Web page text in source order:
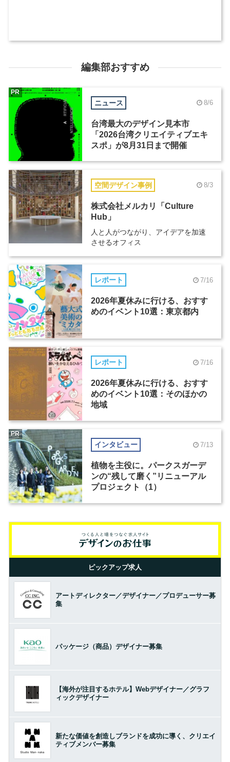
編集部おすすめ
ニュース 8/6
台湾最大のデザイン見本市
「2026台湾クリエイティブエキ
スポ」が8月31日まで開催
PR
空間デザイン事例 8/3
株式会社メルカリ「Culture
Hub」
人と人がつながり、アイデアを加速
させるオフィス
レポート 7/16
2026年夏休みに行ける、おすす
めのイベント10選：東京都内
レポート 7/16
2026年夏休みに行ける、おすす
めのイベント10選：そのほかの
地域
インタビュー 7/13
植物を主役に。パークスガーデ
ンの“残して磨く”リニューアル
プロジェクト（1）
PR
ピックアップ求人
アートディレクター／デザイナー／プロデューサー募
集
パッケージ（商品）デザイナー募集
【海外が注目するホテル】Webデザイナー／グラフ
ィックデザイナー
新たな価値を創造しブランドを成功に導く、クリエイ
ティブメンバー募集